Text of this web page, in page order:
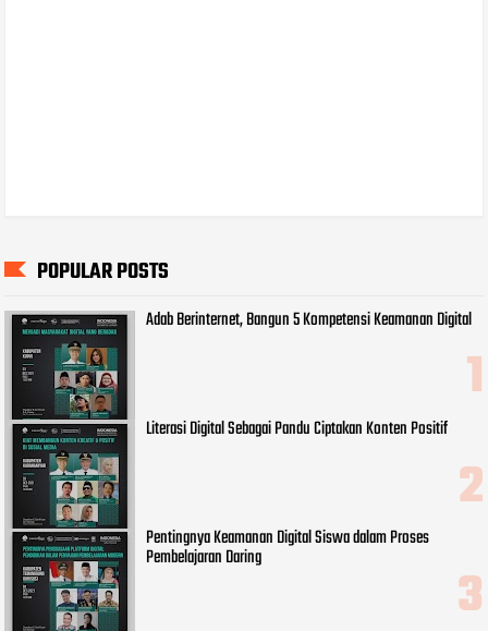
POPULAR POSTS
Adab Berinternet, Bangun 5 Kompetensi Keamanan Digital
Literasi Digital Sebagai Pandu Ciptakan Konten Positif
Pentingnya Keamanan Digital Siswa dalam Proses
Pembelajaran Daring